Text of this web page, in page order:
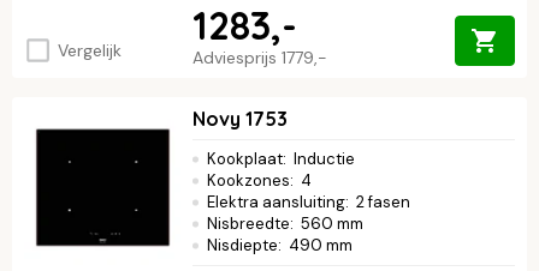
Vergelijk Adviesprijs 1779,-
1283,-
Novy 1753
Kookplaat: Inductie
Kookzones: 4
Elektra aansluiting: 2 fasen
Nisbreedte: 560 mm
Nisdiepte: 490 mm